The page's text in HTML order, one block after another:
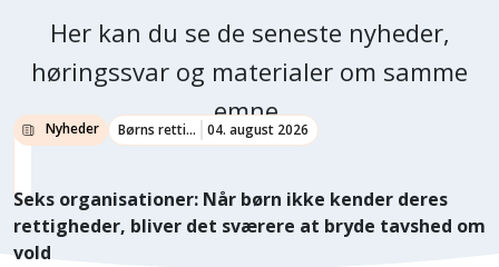
Her kan du se de seneste nyheder,
høringssvar og materialer om samme
emne.
Nyheder Børns rettigheder 04. august 2026
Seks organisationer: Når børn ikke kender deres
rettigheder, bliver det sværere at bryde tavshed om
vold